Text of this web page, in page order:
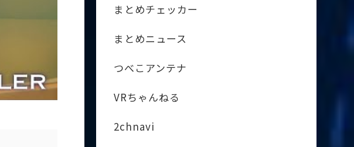
まとめチェッカー
まとめニュース
つべこアンテナ
VRちゃんねる
2chnavi